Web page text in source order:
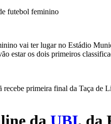
futebol feminino
vai ter lugar no Estádio
estar os dois primeiros